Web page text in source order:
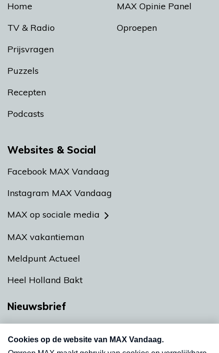
Home
TV & Radio
Prijsvragen
Puzzels
Recepten
Podcasts
MAX Opinie Panel
Oproepen
Websites & Social
Facebook MAX Vandaag
Instagram MAX Vandaag
MAX op sociale media
MAX vakantieman
Meldpunt Actueel
Heel Holland Bakt
Nieuwsbrief
Neem hier een gratis abonnement op onze
nieuwsbrief. Elke vrijdag- en dinsdagochtend in